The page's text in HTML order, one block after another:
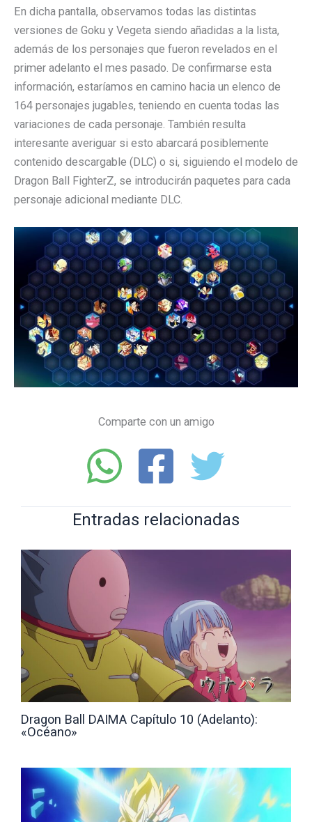
En dicha pantalla, observamos todas las distintas
versiones de Goku y Vegeta siendo añadidas a la lista,
además de los personajes que fueron revelados en el
primer adelanto el mes pasado. De confirmarse esta
información, estaríamos en camino hacia un elenco de
164 personajes jugables, teniendo en cuenta todas las
variaciones de cada personaje. También resulta
interesante averiguar si esto abarcará posiblemente
contenido descargable (DLC) o si, siguiendo el modelo de
Dragon Ball FighterZ, se introducirán paquetes para cada
personaje adicional mediante DLC.
Comparte con un amigo
Entradas relacionadas
Dragon Ball DAIMA Capítulo 10 (Adelanto):
«Océano»